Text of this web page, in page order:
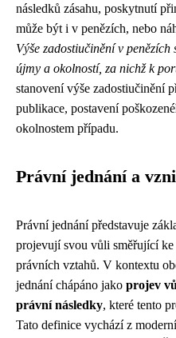
následků zásahu, poskytnutí
může být i v penězích, nebo
Výše zadostiučinění v
újmy a okolností, za nichž k
stanovení výše zadostiučinění
publikace, postavení
okolnostem případu.
Právní jednání a
Právní jednání představuje
projevují svou vůli směřující
právních vztahů. V kontextu
jednání chápáno jako projev
právní následky, které tento
Tato definice vychází z